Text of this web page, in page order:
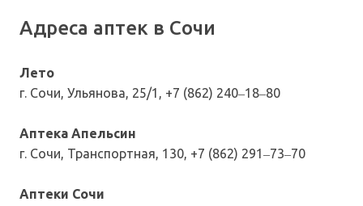
Адреса аптек в Сочи
Лето
г. Сочи, Ульянова, 25/1, +7 (862) 240‒18‒80
Аптека Апельсин
г. Сочи, Транспортная, 130, +7 (862) 291‒73‒70
Аптеки Сочи